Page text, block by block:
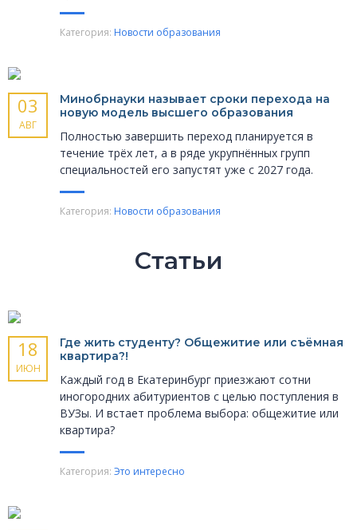
Категория: Новости образования
03
АВГ
Минобрнауки называет сроки перехода на
новую модель высшего образования
Полностью завершить переход планируется в
течение трёх лет, а в ряде укрупнённых групп
специальностей его запустят уже с 2027 года.
Категория: Новости образования
Статьи
18
ИЮН
Где жить студенту? Общежитие или съёмная
квартира?!
Каждый год в Екатеринбург приезжают сотни
иногородних абитуриентов с целью поступления в
ВУЗы. И встает проблема выбора: общежитие или
квартира?
Категория: Это интересно